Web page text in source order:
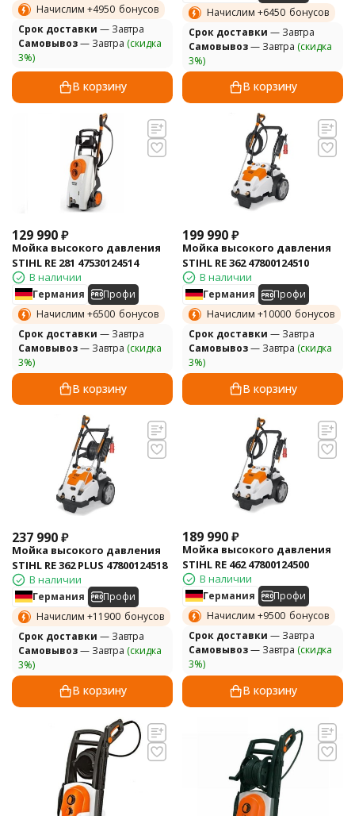
Начислим +4950 бонусов
Cрок доставки — Завтра
Самовывоз— Завтра (скидка
3%)
В корзину
Начислим +6450 бонусов
Cрок доставки — Завтра
Самовывоз— Завтра (скидка
3%)
В корзину
129 990₽
Мойка высокого давления
STIHL RE 281 47530124514
В наличии
Германия
Профи
Начислим +6500 бонусов
Cрок доставки — Завтра
Самовывоз— Завтра (скидка
3%)
В корзину
199 990₽
Мойка высокого давления
STIHL RE 362 47800124510
В наличии
Германия
Профи
Начислим +10000 бонусов
Cрок доставки — Завтра
Самовывоз— Завтра (скидка
3%)
В корзину
237 990₽
Мойка высокого давления
STIHL RE 362 PLUS 47800124518
В наличии
Германия
Профи
Начислим +11900 бонусов
Cрок доставки — Завтра
Самовывоз— Завтра (скидка
3%)
В корзину
189 990₽
Мойка высокого давления
STIHL RE 462 47800124500
В наличии
Германия
Профи
Начислим +9500 бонусов
Cрок доставки — Завтра
Самовывоз— Завтра (скидка
3%)
В корзину